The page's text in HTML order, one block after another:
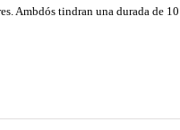
Ambdós tindran una durada de